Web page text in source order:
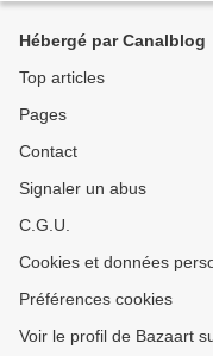
Hébergé par Canalblog
Top articles
Pages
Contact
Signaler un abus
C.G.U.
Cookies et données
Préférences cookies
Voir le profil de Bazaart